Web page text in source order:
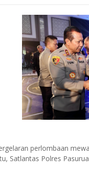
perlombaan
Satlantas Polres